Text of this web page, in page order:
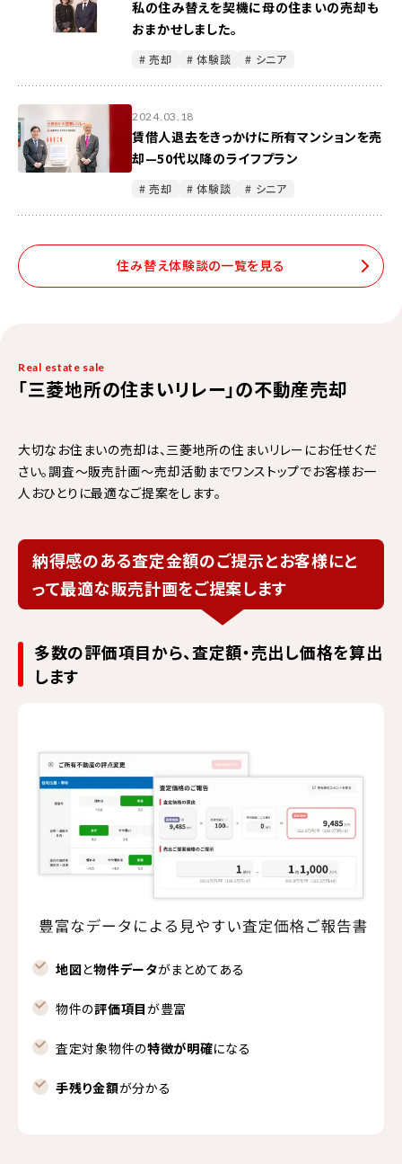
もたち目線で声をかけてくださったり、雑
関することも話してくださったりと、緊張
が和らぐお話もできて嬉しかったです。お
二人には本当に感謝しています。日程調
整等大変だったかと思いますが、たくさん
の内覧につなげていただきありがとうご
ざいました。
私の住み替えを契機に母の住まいの売却も
おまかせしました。
# 売却 # 体験談 # シニア
2024.03.18
賃借人退去をきっかけに所有マンションを売
却—50代以降のライフプラン
# 売却 # 体験談 # シニア
住み替え体験談の一覧を見る
Real estate sale
「三菱地所の住まいリレー」の不動産売却
大切なお住まいの売却は、三菱地所の住まいリレーにお任せくだ
さい。調査～販売計画～売却活動までワンストップでお客様お一
人おひとりに最適なご提案をします。
納得感のある査定金額のご提示とお客様にと
って最適な販売計画をご提案します
多数の評価項目から、査定額・売出し価格を算出
します
地図と物件データがまとめてある
物件の評価項目が豊富
査定対象物件の特徴が明確になる
手残り金額が分かる